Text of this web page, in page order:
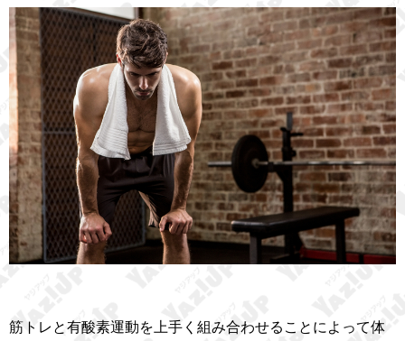
筋トレと有酸素運動を上手く組み合わせることによって体